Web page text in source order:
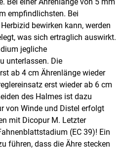
Bei einer Ährenlänge von 5 mm
empfindlichsten. Bei
bewirken kann, werden
was sich ertraglich auswirkt.
jegliche
unterlassen. Die
ab 4 cm Ährenlänge wieder
erst wieder ab 6 cm
des Halmes ist dazu
von Winde und Distel erfolgt
mit Dicopur M. Letzter
(EC 39)! Ein
führen, dass die Ähre stecken